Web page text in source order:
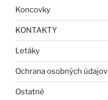
Koncovky
KONTAKTY
Letáky
Ochrana osobných údajov
Ostatné